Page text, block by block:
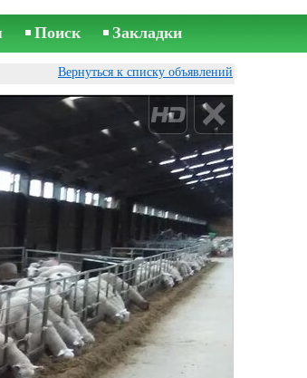
Поиск Закладки
Вернуться к списку объявлений